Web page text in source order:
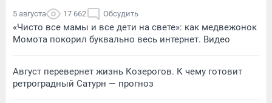
5 августа 17 662 Обсудить
«Чисто все мамы и все дети на свете»: как медвежонок
Момота покорил буквально весь интернет. Видео
Август перевернет жизнь Козерогов. К чему готовит
ретроградный Сатурн — прогноз